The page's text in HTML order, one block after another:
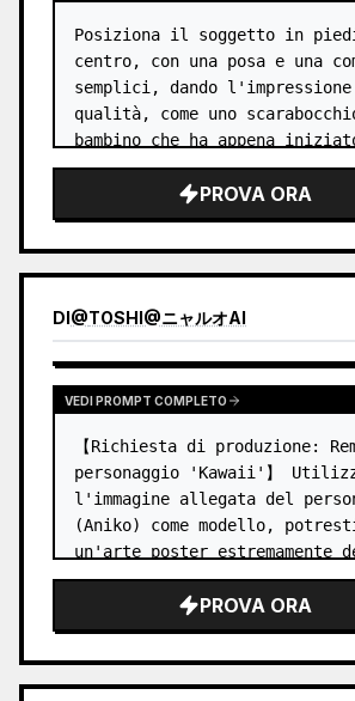
Posiziona il soggetto in
centro, con una posa e una
semplici, dando
qualità, come uno
bambino che ha appena
disegnare. Lo stile dovrebbe
schizzo a colori disegnato a
PROVA ORA
DI@TOSHI@ニャルオAI
VEDI PROMPT COMPLETO
【Richiesta di produzione:
personaggio 'Kawaii'】
l'immagine allegata del
(Aniko) come modello,
un'arte poster estremamente
vibrante in cui è diventata
della moda di Harajuku? 【
inferi…
PROVA ORA